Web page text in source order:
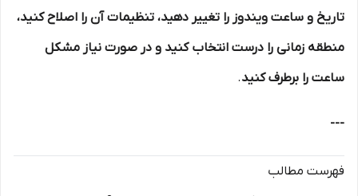
تاریخ و ساعت ویندوز را تغییر دهید، تنظیمات آن را اصلاح کنید،
منطقه زمانی را درست انتخاب کنید و در صورت نیاز مشکل
ساعت را برطرف کنید.
---
فهرست مطالب